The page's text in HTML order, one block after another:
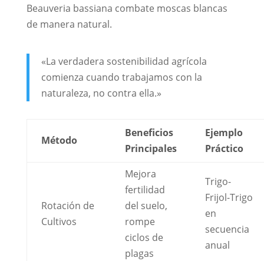
Beauveria bassiana combate moscas blancas
de manera natural.
«La verdadera sostenibilidad agrícola
comienza cuando trabajamos con la
naturaleza, no contra ella.»
Método
Beneficios
Principales
Ejemplo
Práctico
Rotación de
Cultivos
Mejora
fertilidad
del suelo,
rompe
ciclos de
plagas
Trigo-
Frijol-Trigo
en
secuencia
anual